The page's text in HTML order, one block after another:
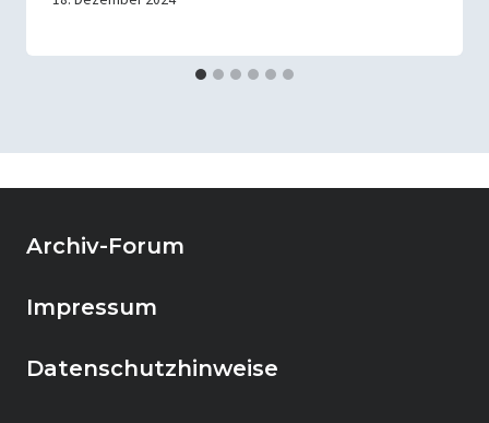
Archiv-Forum
Impressum
Datenschutzhinweise